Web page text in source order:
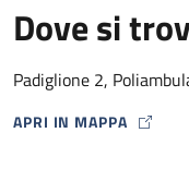
Dove si
Padiglione 2,
APRI IN MAPPA
MAP ICON